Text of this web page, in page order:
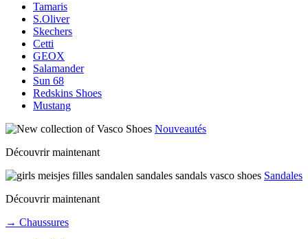
Tamaris
S.Oliver
Skechers
Cetti
GEOX
Salamander
Sun 68
Redskins Shoes
Mustang
Nouveautés
Découvrir maintenant
Sandales
Découvrir maintenant
→ Chaussures